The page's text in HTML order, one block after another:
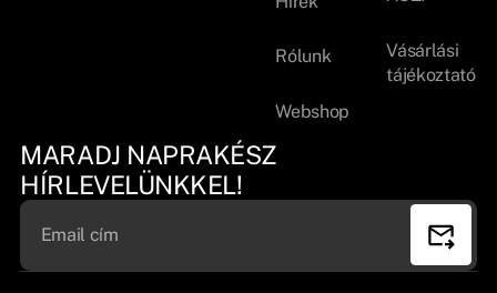
Rólunk
Webshop
Vásárlási
tájékoztató
MARADJ NAPRAKÉSZ
HÍRLEVELÜNKKEL!